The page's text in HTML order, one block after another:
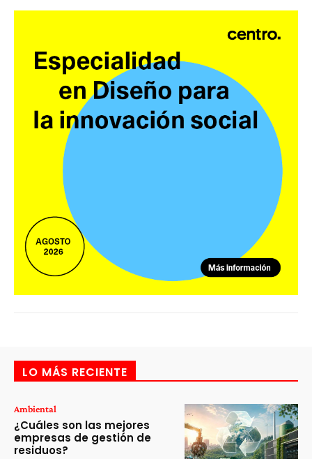
LO MÁS RECIENTE
Ambiental
¿Cuáles son las mejores
empresas de gestión de
residuos?